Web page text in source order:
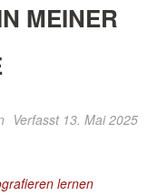
MEINER
Verfasst 13. Mai 2025
lernen